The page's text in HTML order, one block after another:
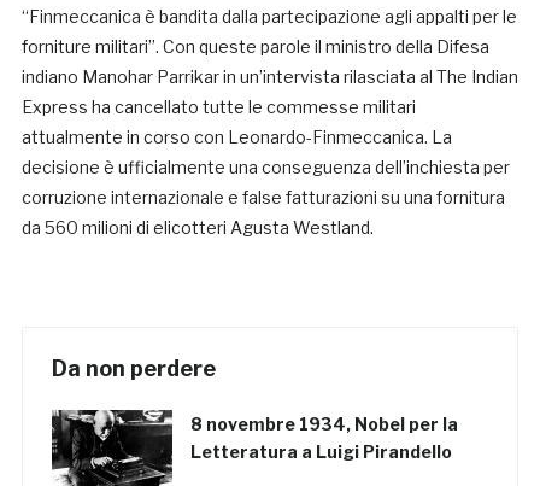
“Finmeccanica è bandita dalla partecipazione agli appalti per le
forniture militari”. Con queste parole il ministro della Difesa
indiano Manohar Parrikar in un’intervista rilasciata al The Indian
Express ha cancellato tutte le commesse militari
attualmente in corso con Leonardo-Finmeccanica. La
decisione è ufficialmente una conseguenza dell’inchiesta per
corruzione internazionale e false fatturazioni su una fornitura
da 560 milioni di elicotteri Agusta Westland.
Da non perdere
8 novembre 1934, Nobel per la
Letteratura a Luigi Pirandello